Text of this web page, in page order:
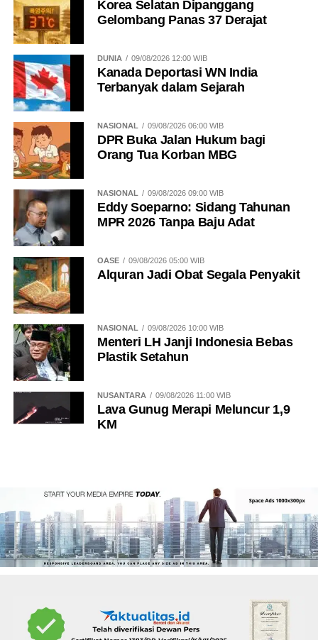
Korea Selatan Dipanggang
Gelombang Panas 37 Derajat
DUNIA 09/08/2026 12:00 WIB
Kanada Deportasi WN India
Terbanyak dalam Sejarah
NASIONAL 09/08/2026 06:00 WIB
DPR Buka Jalan Hukum bagi
Orang Tua Korban MBG
NASIONAL 09/08/2026 09:00 WIB
Eddy Soeparno: Sidang Tahunan
MPR 2026 Tanpa Baju Adat
OASE 09/08/2026 05:00 WIB
Alquran Jadi Obat Segala Penyakit
NASIONAL 09/08/2026 10:00 WIB
Menteri LH Janji Indonesia Bebas
Plastik Setahun
NUSANTARA 09/08/2026 11:00 WIB
Lava Gunug Merapi Meluncur 1,9
KM